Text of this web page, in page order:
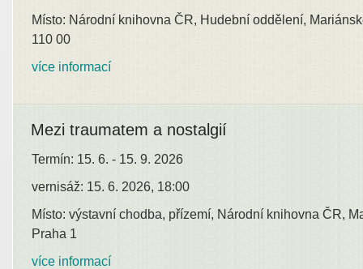
Místo: Národní knihovna ČR, Hudební oddělení,
110 00
více informací
Mezi traumatem a nostalgií
Termín: 15. 6. - 15. 9. 2026
vernisáž: 15. 6. 2026, 18:00
Místo: výstavní chodba, přízemí, Národní knihovna ČR,
Praha 1
více informací